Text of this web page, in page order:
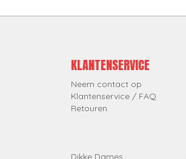
KLANTENSERVICE
Neem contact op
Klantenservice / FAQ
Retouren
Dikke Dames